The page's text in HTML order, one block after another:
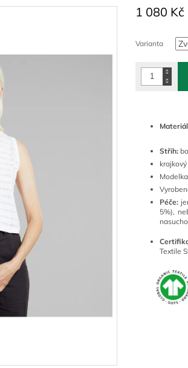
1 080 Kč
cena:
Varianta
Střih:
Péče:
5%),
nasucho
Textile